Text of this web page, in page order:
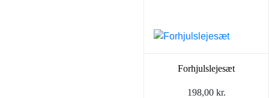
Forhjulslejesæt
198,00 kr.